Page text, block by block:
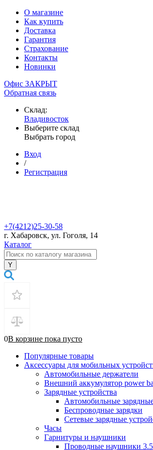
О магазине
Как купить
Доставка
Гарантия
Страхование
Контакты
Новинки
Офис ЗАКРЫТ
Обратная связь
Склад:
Владивосток
Выберите склад
Выбрать город
Вход
/
Регистрация
+7(4212)25-30-58
г. Хабаровск, ул. Гоголя, 14
Каталог
0В корзине пока пусто
Популярные товары
Аксессуары для мобильных
Автомобильные держатели
Внешний аккумулятор power
Зарядные устройства
Автомобильные
Беспроводные зарядки
Сетевые зарядные
Часы
Гарнитуры и наушники
Проводные наушники